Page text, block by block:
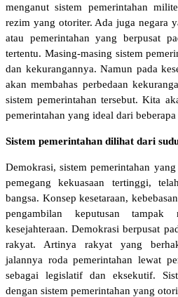
menganut sistem pemerintahan
rezim yang otoriter. Ada juga negara
atau pemerintahan yang berpusat
tertentu. Masing-masing sistem
dan kekurangannya. Namun pada
akan membahas perbedaan
sistem pemerintahan tersebut. Kita
pemerintahan yang ideal dari
Sistem pemerintahan dilihat dari
Demokrasi, sistem pemerintahan
pemegang kekuasaan tertinggi,
bangsa. Konsep kesetaraan,
pengambilan keputusan tampak
kesejahteraan. Demokrasi berpusat
rakyat. Artinya rakyat yang
jalannya roda pemerintahan lewat
sebagai legislatif dan eksekutif.
dengan sistem pemerintahan yang